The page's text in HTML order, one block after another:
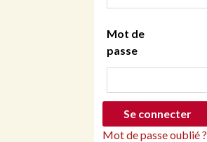
Mot de
passe
Mot de passe oublié ?